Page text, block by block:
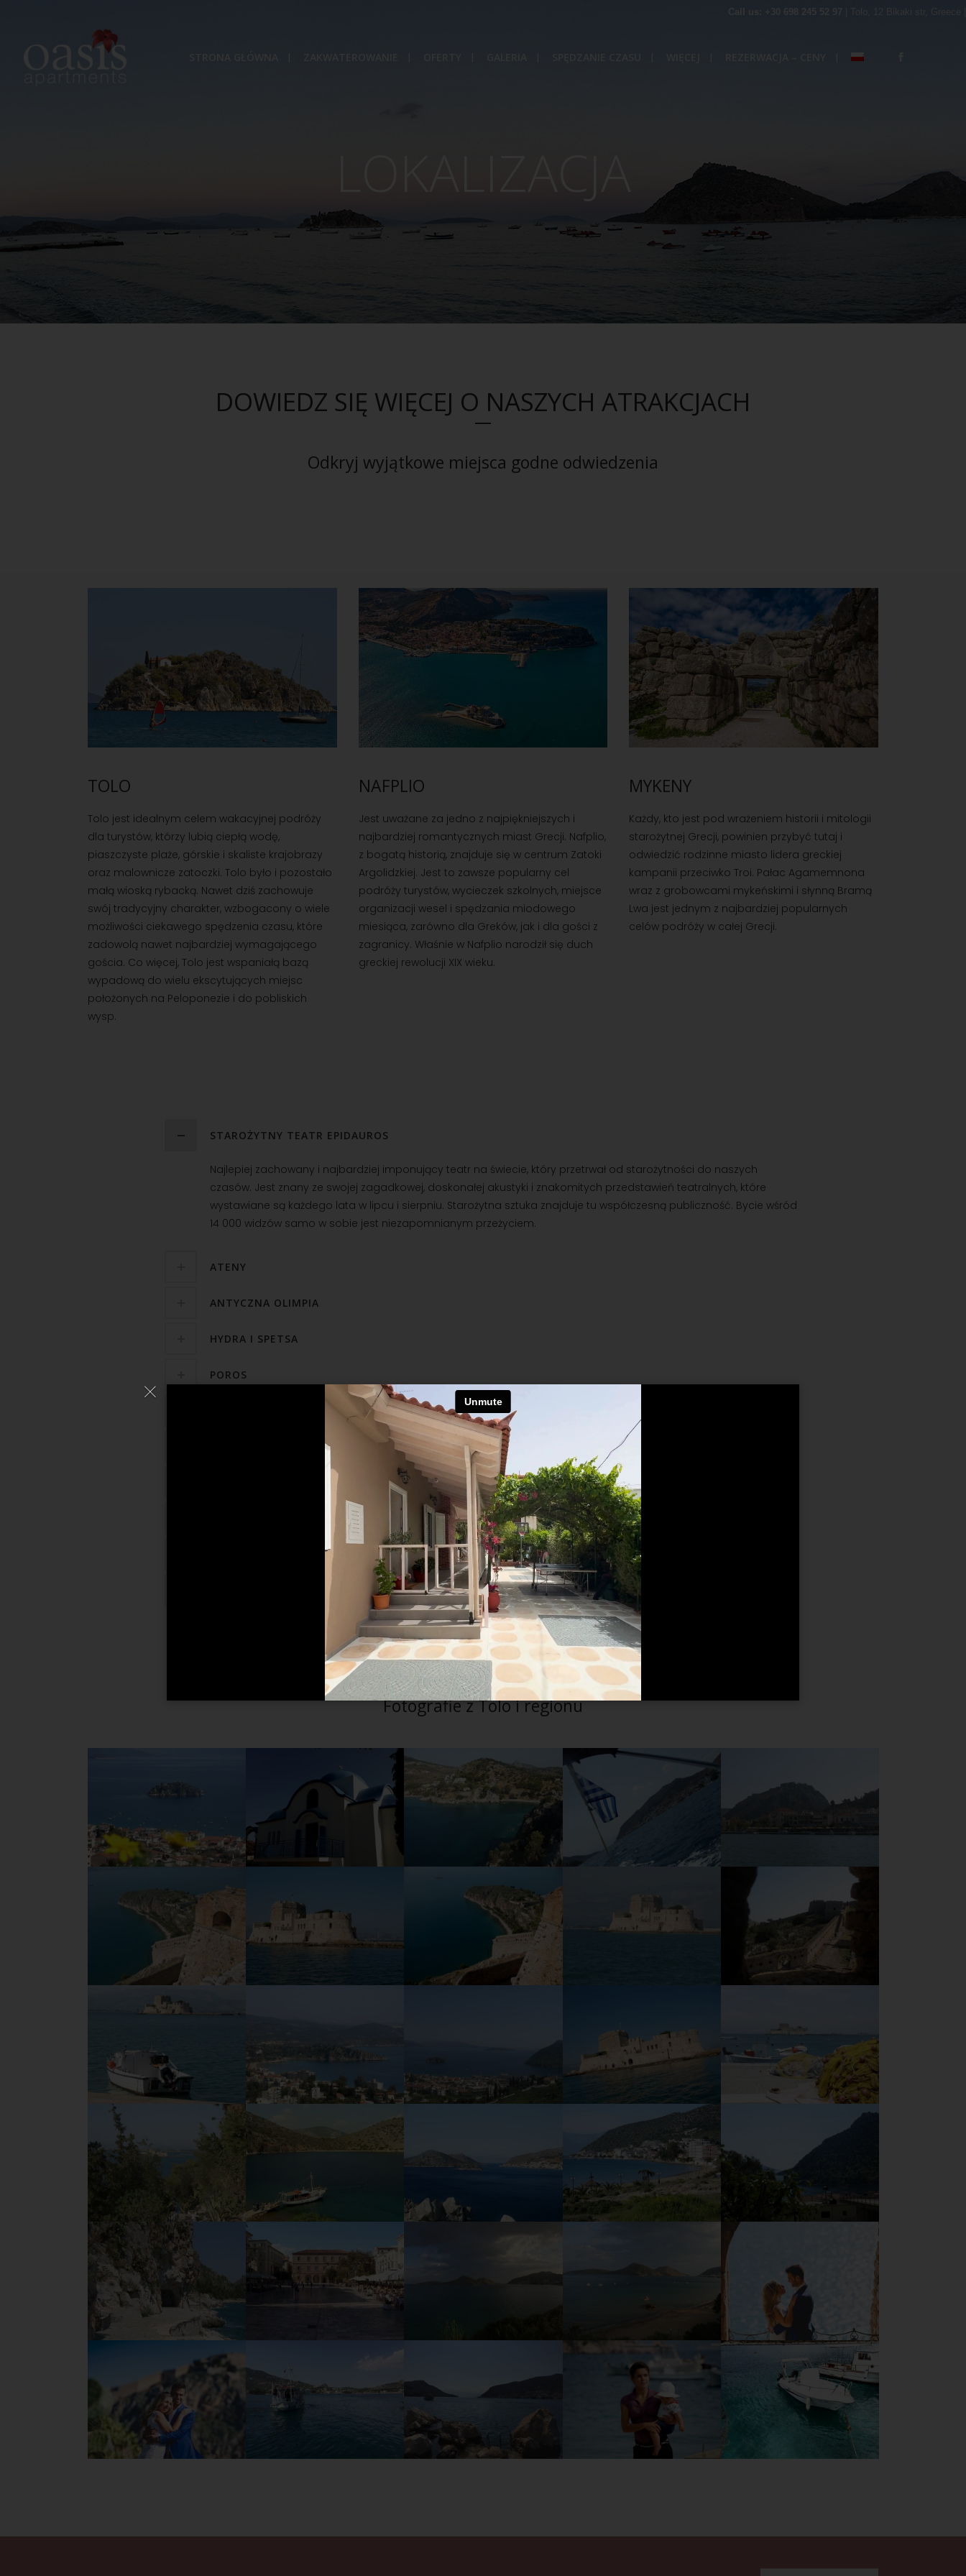
DOWIEDZ SIĘ WIĘCEJ O NASZYCH ATRAKCJACH
Odkryj wyjątkowe miejsca godne odwiedzenia
TOLO
Tolo jest idealnym celem wakacyjnej podróży
dla turystów, którzy lubią ciepłą wodę,
piaszczyste plaże, górskie i skaliste krajobrazy
oraz malownicze zatoczki. Tolo było i pozostało
małą wioską rybacką. Nawet dziś zachowuje
swój tradycyjny charakter, wzbogacony o wiele
możliwości ciekawego spędzenia czasu, które
zadowolą nawet najbardziej wymagającego
gościa. Co więcej, Tolo jest wspaniałą bazą
wypadową do wielu ekscytujących miejsc
położonych na Peloponezie i do pobliskich
wysp.
NAFPLIO
Jest uważane za jedno z najpiękniejszych i
najbardziej romantycznych miast Grecji. Nafplio,
z bogatą historią, znajduje się w centrum Zatoki
Argolidzkiej. Jest to zawsze popularny cel
podróży turystów, wycieczek szkolnych, miejsce
organizacji wesel i spędzania miodowego
miesiąca, zarówno dla Greków, jak i dla gości z
zagranicy. Właśnie w Nafplio narodził się duch
greckiej rewolucji XIX wieku.
MYKENY
Każdy, kto jest pod wrażeniem historii i mitologii
starożytnej Grecji, powinien przybyć tutaj i
odwiedzić rodzinne miasto lidera greckiej
kampanii przeciwko Troi. Pałac Agamemnona
wraz z grobowcami mykeńskimi i słynną Bramą
Lwa jest jednym z najbardziej popularnych
celów podróży w całej Grecji.
STAROŻYTNY TEATR EPIDAUROS
Najlepiej zachowany i najbardziej imponujący teatr na świecie, który przetrwał od starożytności do naszych
czasów. Jest znany ze swojej zagadkowej, doskonałej akustyki i znakomitych przedstawień teatralnych, które
wystawiane są każdego lata w lipcu i sierpniu. Starożytna sztuka znajduje tu współczesną publiczność. Bycie wśród
14 000 widzów samo w sobie jest niezapomnianym przeżyciem.
ATENY
ANTYCZNA OLIMPIA
HYDRA I SPETSA
POROS
STAROŻYTNY KORYNT
Fotografie z Tolo i regionu